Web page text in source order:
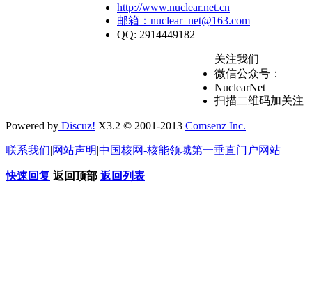
http://www.nuclear.net.cn
邮箱：nuclear_net@163.com
QQ: 2914449182
关注我们
微信公众号：
NuclearNet
扫描二维码加关注
Powered by Discuz! X3.2 © 2001-2013 Comsenz Inc.
联系我们|网站声明|中国核网-核能领域第一垂直门户网站
快速回复 返回顶部 返回列表